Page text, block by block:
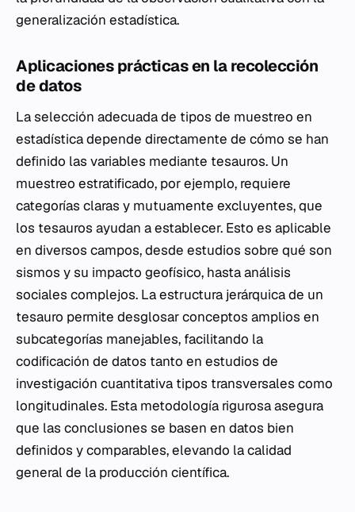
generalización estadística.
Aplicaciones prácticas en la recolección
de datos
La selección adecuada de tipos de muestreo en
estadística depende directamente de cómo se han
definido las variables mediante tesauros. Un
muestreo estratificado, por ejemplo, requiere
categorías claras y mutuamente excluyentes, que
los tesauros ayudan a establecer. Esto es aplicable
en diversos campos, desde estudios sobre qué son
sismos y su impacto geofísico, hasta análisis
sociales complejos. La estructura jerárquica de un
tesauro permite desglosar conceptos amplios en
subcategorías manejables, facilitando la
codificación de datos tanto en estudios de
investigación cuantitativa tipos transversales como
longitudinales. Esta metodología rigurosa asegura
que las conclusiones se basen en datos bien
definidos y comparables, elevando la calidad
general de la producción científica.